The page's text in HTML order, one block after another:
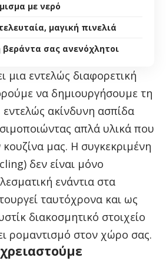
με νερό
μαγική πινελιά
σας ανενόχλητοι
μια εντελώς διαφορετική
να δημιουργήσουμε τη
ακίνδυνη ασπίδα
απλά υλικά που
μας. Η συγκεκριμένη
δεν είναι μόνο
ενάντια στα
ταυτόχρονα και ως
διακοσμητικό στοιχείο
ρομαντισμό στον χώρο σας.